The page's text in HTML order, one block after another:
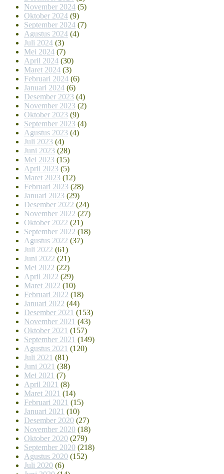
November 2024 (5)
Oktober 2024 (9)
September 2024 (7)
Agustus 2024 (4)
Juli 2024 (3)
Mei 2024 (7)
April 2024 (30)
Maret 2024 (3)
Februari 2024 (6)
Januari 2024 (6)
Desember 2023 (4)
November 2023 (2)
Oktober 2023 (9)
September 2023 (4)
Agustus 2023 (4)
Juli 2023 (4)
Juni 2023 (28)
Mei 2023 (15)
April 2023 (5)
Maret 2023 (12)
Februari 2023 (28)
Januari 2023 (29)
Desember 2022 (24)
November 2022 (27)
Oktober 2022 (21)
September 2022 (18)
Agustus 2022 (37)
Juli 2022 (61)
Juni 2022 (21)
Mei 2022 (22)
April 2022 (29)
Maret 2022 (10)
Februari 2022 (18)
Januari 2022 (44)
Desember 2021 (153)
November 2021 (43)
Oktober 2021 (157)
September 2021 (149)
Agustus 2021 (120)
Juli 2021 (81)
Juni 2021 (38)
Mei 2021 (7)
April 2021 (8)
Maret 2021 (14)
Februari 2021 (15)
Januari 2021 (10)
Desember 2020 (27)
November 2020 (18)
Oktober 2020 (279)
September 2020 (218)
Agustus 2020 (152)
Juli 2020 (6)